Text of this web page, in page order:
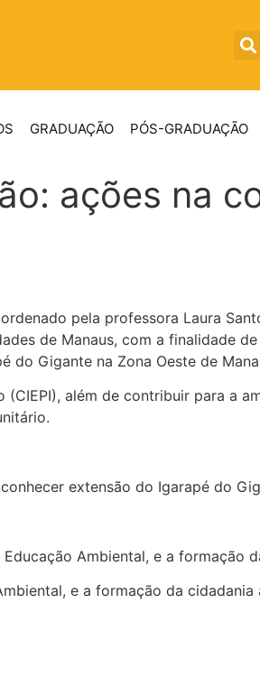
GRADUAÇÃO PÓS-GRADUAÇÃO
ações na
pela professora Laura
de Manaus, com a finalidade
do Gigante na Zona Oeste de
além de contribuir para a
extensão do Igarapé do
Ambiental, e a formação
e a formação da cidadania